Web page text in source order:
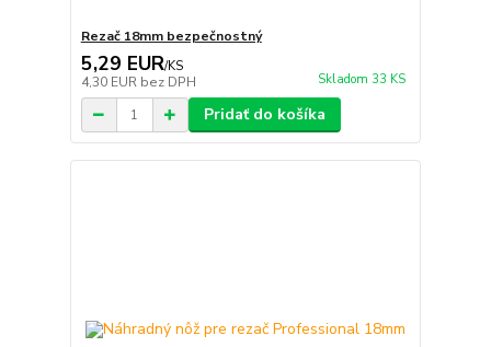
Rezač 18mm bezpečnostný
5,29 EUR/KS
4,30 EUR bez DPH Skladom 33 KS
Pridať do košíka